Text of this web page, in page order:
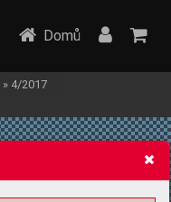
Domů
» 4/2017